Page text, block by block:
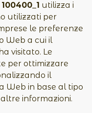
100400_1 utilizza i
utilizzati per
le preferenze
Web a cui il
visitato. Le
per ottimizzare
il
Web in base al tipo
informazioni.